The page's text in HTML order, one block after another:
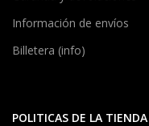
Información de envíos
Billetera (info)
POLITICAS DE LA TIENDA